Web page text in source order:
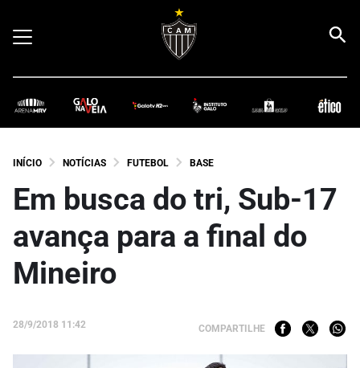
INÍCIO NOTÍCIAS FUTEBOL BASE
Em busca do tri, Sub-17
avança para a final do
Mineiro
28/9/2018 11:42 COMPARTILHE